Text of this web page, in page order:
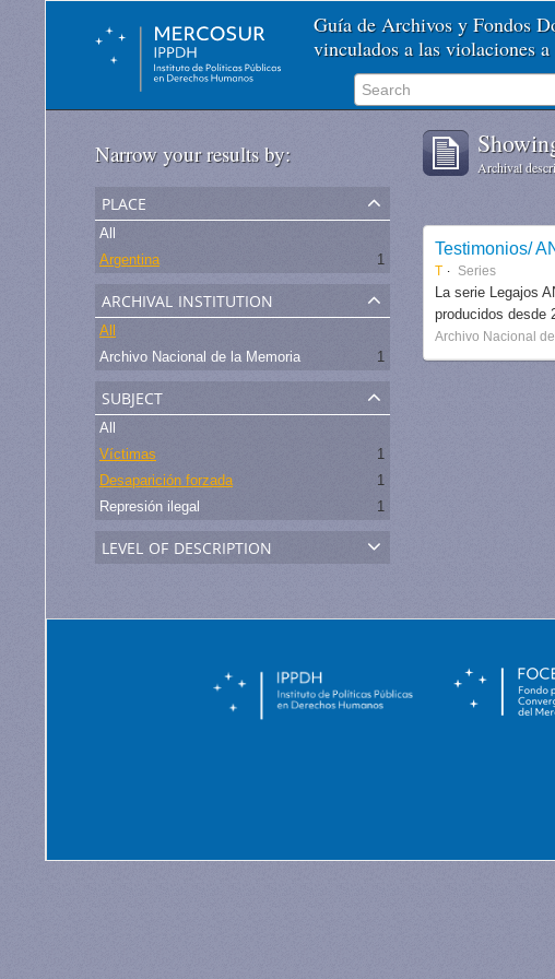
Guía de Archivos y Fondos
vinculados a las violaciones
Narrow your results by:
place
All
Argentina
1
archival institution
All
Archivo Nacional de la Memoria
1
subject
All
Víctimas
1
Desaparición forzada
1
Represión ilegal
1
level of description
Archival
Testimonios/
T Series
La serie Legajos
producidos desde
Archivo Nacional